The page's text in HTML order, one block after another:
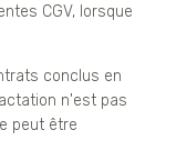
CGV, lorsque
conclus en
n'est pas
peut être